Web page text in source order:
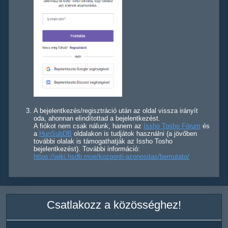
A bejelentkezés/regisztráció után az oldal vissza irányít
oda, ahonnan elindítottad a bejelentkezést.
A fiókot nem csak nálunk, hanem az Issho Tosho Fórum és
a HunSubDB oldalakon is tudjátok használni (a jövőben
további olalak is támogathatják az Issho Tosho
bejelentkezést). További információ:
https://wiki.hsdb.moe/kozponti-azonositas/bemutato/
Csatlakozz a közösséghez!